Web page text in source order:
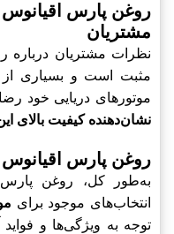
مشتریان
مثبت است و بسیاری از
موتورهای دریایی خود
نشان‌دهنده کیفیت
روغن پارس اقیانوس 50100: جمع‌بندی
انتخاب‌های موجود برای
توجه به ویژگی‌ها و